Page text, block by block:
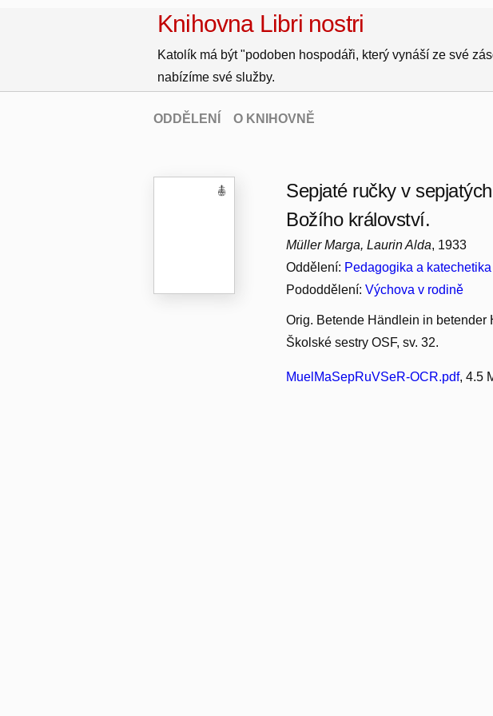
Knihovna Libri nostri
Katolík má být "podoben hospodáři, který vynáší ze své
nabízíme své služby.
ODDĚLENÍ O KNIHOVNĚ
Sepjaté ručky v
Božího království.
Müller Marga, Laurin Alda, 1933
Oddělení: Pedagogika a katechetika
Pododdělení:Výchova v rodině
Orig. Betende Händlein in betender
Školské sestry OSF, sv. 32.
MuelMaSepRuVSeR-OCR.pdf, 4.5